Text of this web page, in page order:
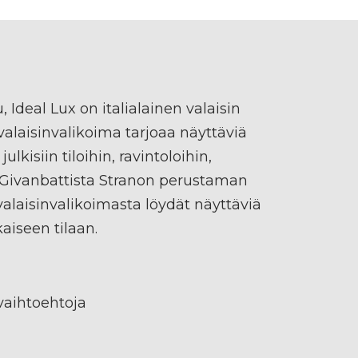
Ideal Lux on italialainen valaisin
tarjoaa näyttäviä
tiloihin, ravintoloihin,
Stranon perustaman
löydät näyttäviä
tilaan.